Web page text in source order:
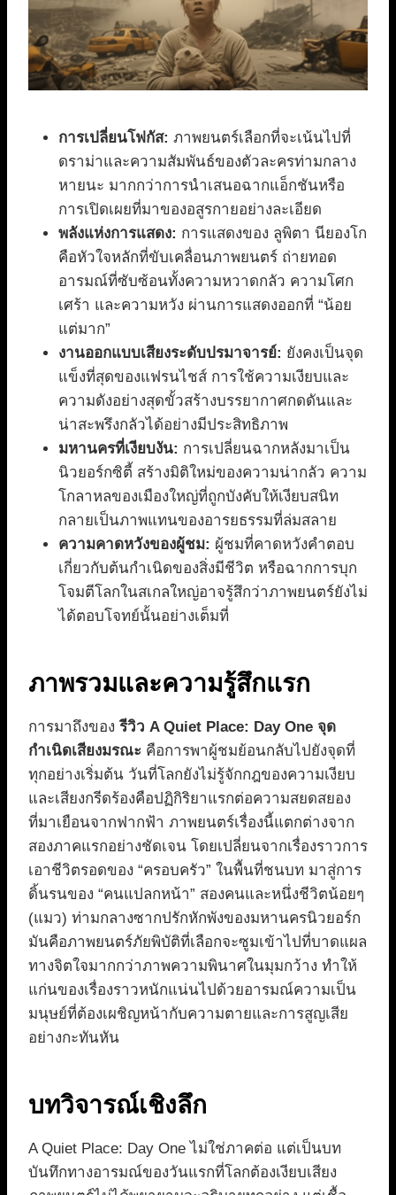
การเปลี่ยนโฟกัส: ภาพยนตร์เลือกที่จะเน้นไปที่
ดราม่าและความสัมพันธ์ของตัวละครท่ามกลาง
หายนะ มากกว่าการนำเสนอฉากแอ็กชันหรือ
การเปิดเผยที่มาของอสูรกายอย่างละเอียด
พลังแห่งการแสดง: การแสดงของ ลูพิตา นียองโก
คือหัวใจหลักที่ขับเคลื่อนภาพยนตร์ ถ่ายทอด
อารมณ์ที่ซับซ้อนทั้งความหวาดกลัว ความโศก
เศร้า และความหวัง ผ่านการแสดงออกที่ “น้อย
แต่มาก”
งานออกแบบเสียงระดับปรมาจารย์: ยังคงเป็นจุด
แข็งที่สุดของแฟรนไชส์ การใช้ความเงียบและ
ความดังอย่างสุดขั้วสร้างบรรยากาศกดดันและ
น่าสะพรึงกลัวได้อย่างมีประสิทธิภาพ
มหานครที่เงียบงัน: การเปลี่ยนฉากหลังมาเป็น
นิวยอร์กซิตี้ สร้างมิติใหม่ของความน่ากลัว ความ
โกลาหลของเมืองใหญ่ที่ถูกบังคับให้เงียบสนิท
กลายเป็นภาพแทนของอารยธรรมที่ล่มสลาย
ความคาดหวังของผู้ชม: ผู้ชมที่คาดหวังคำตอบ
เกี่ยวกับต้นกำเนิดของสิ่งมีชีวิต หรือฉากการบุก
โจมตีโลกในสเกลใหญ่อาจรู้สึกว่าภาพยนตร์ยังไม่
ได้ตอบโจทย์นั้นอย่างเต็มที่
ภาพรวมและความรู้สึกแรก
การมาถึงของรีวิว A Quiet Place: Day One จุด
กำเนิดเสียงมรณะ คือการพาผู้ชมย้อนกลับไปยังจุดที่
ทุกอย่างเริ่มต้น วันที่โลกยังไม่รู้จักกฎของความเงียบ
และเสียงกรีดร้องคือปฏิกิริยาแรกต่อความสยดสยอง
ที่มาเยือนจากฟากฟ้า ภาพยนตร์เรื่องนี้แตกต่างจาก
สองภาคแรกอย่างชัดเจน โดยเปลี่ยนจากเรื่องราวการ
เอาชีวิตรอดของ “ครอบครัว” ในพื้นที่ชนบท มาสู่การ
ดิ้นรนของ “คนแปลกหน้า” สองคนและหนึ่งชีวิตน้อยๆ
(แมว) ท่ามกลางซากปรักหักพังของมหานครนิวยอร์ก
มันคือภาพยนตร์ภัยพิบัติที่เลือกจะซูมเข้าไปที่บาดแผล
ทางจิตใจมากกว่าภาพความพินาศในมุมกว้าง ทำให้
แก่นของเรื่องราวหนักแน่นไปด้วยอารมณ์ความเป็น
มนุษย์ที่ต้องเผชิญหน้ากับความตายและการสูญเสีย
อย่างกะทันหัน
บทวิจารณ์เชิงลึก
A Quiet Place: Day One ไม่ใช่ภาคต่อ แต่เป็นบท
บันทึกทางอารมณ์ของวันแรกที่โลกต้องเงียบเสียง